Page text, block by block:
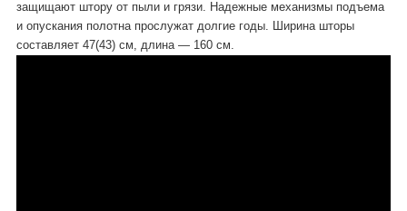
защищают штору от пыли и грязи. Надежные механизмы подъема
и опускания полотна прослужат долгие годы. Ширина шторы
составляет 47(43) см, длина — 160 см.